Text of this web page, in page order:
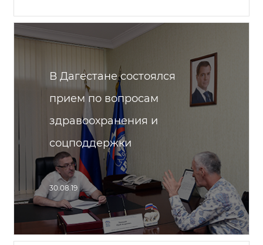
В Дагестане состоялся
прием по вопросам
здравоохранения и
соцподдержки
30.08.19